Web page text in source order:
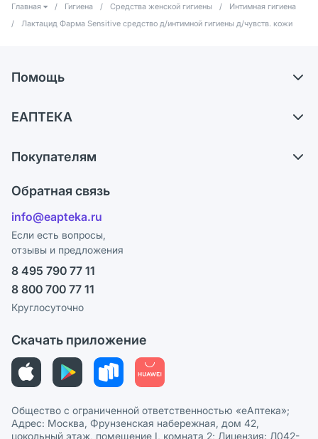
Главная / Гигиена / Средства женской гигиены /
Интимная гигиена
/
Лактацид Фарма Sensitive средство д/интимной гигиены д/чувств. кожи
Помощь
Обмен и возврат
Блог
ЕАПТЕКА
Карьера
Поставщики
Лицензия
Реклама на сайте
Ваши товары на ЕАПТЕКЕ
СМИ о нас
Покупателям
Программа СберСпасибо
Политика конфиденциальности
Пользовательское соглашение
Политика рекомендаций
Политика в отношении обработки персональных данных
Обратная связь
info@eapteka.ru
Если есть вопросы,
отзывы и предложения
8 495 790 77 11
8 800 700 77 11
Круглосуточно
Скачать приложение
Общество с ограниченной ответственностью «еАптека»;
Адрес: Москва, Фрунзенская набережная, дом 42,
цокольный этаж, помещение I, комната 2; Лицензия: Л042-